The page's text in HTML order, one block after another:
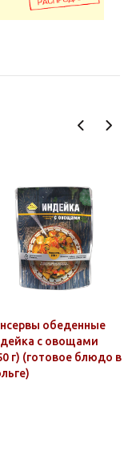
обеденные
с овощами
г) (готовое блюдо в